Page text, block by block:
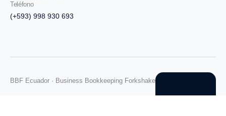
Teléfono
(+593) 998 930 693
BBF Ecuador · Business Bookkeeping Forkshake